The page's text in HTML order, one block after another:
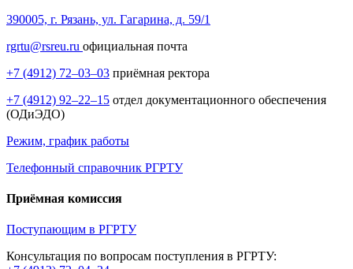
390005, г. Рязань, ул. Гагарина, д. 59/1
rgrtu@rsreu.ru официальная почта
+7 (4912) 72–03–03 приёмная ректора
+7 (4912) 92–22–15 отдел документационного обеспечения
(ОДиЭДО)
Режим, график работы
Телефонный справочник РГРТУ
Приёмная комиссия
Поступающим в РГРТУ
Консультация по вопросам поступления в РГРТУ: